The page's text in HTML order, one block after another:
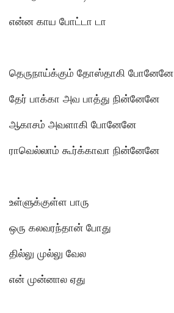
என்ன காய போட்டா டா
தெருநாய்க்கும் தோஸ்தாகி போனேனே
தேர் பாக்கா அவ பாத்து நின்னேனே
ஆகாசம் அவளாகி போனேனே
ராவெல்லாம் கூர்க்காவா நின்னேனே
உள்ளுக்குள்ள பாரு
ஒரு கலவரந்தான் போது
தில்லு முல்லு வேல
என் முன்னால ஏது